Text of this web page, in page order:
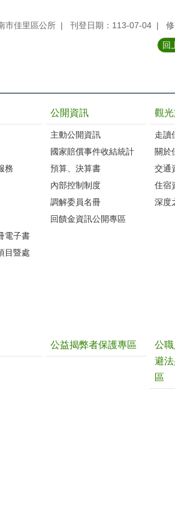
市佳里區公所 刊登日期：113-07-04
回
務
電子書
目暨處
公開資訊
主動公開資訊
國家賠償事件收結統計
預算、決算書
內部控制制度
調解委員名冊
回饋金資訊公開專區
觀
走讀
關於
交通
住宿
深度
公益揭弊者保護專區
公
避
區